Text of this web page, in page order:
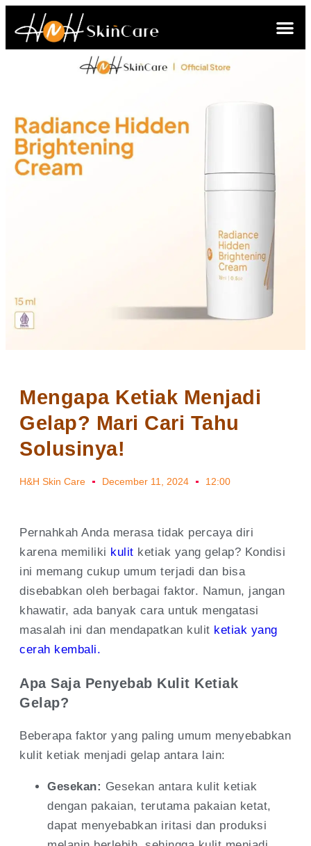
Mengapa Ketiak Menjadi
Gelap? Mari Cari Tahu
Solusinya!
H&H Skin Care December 11, 2024 12:00
Pernahkah Anda merasa tidak percaya diri
karena memiliki kulit ketiak yang gelap? Kondisi
ini memang cukup umum terjadi dan bisa
disebabkan oleh berbagai faktor. Namun, jangan
khawatir, ada banyak cara untuk mengatasi
masalah ini dan mendapatkan kulit ketiak yang
cerah kembali.
Apa Saja Penyebab Kulit Ketiak
Gelap?
Beberapa faktor yang paling umum menyebabkan
kulit ketiak menjadi gelap antara lain:
Gesekan: Gesekan antara kulit ketiak
dengan pakaian, terutama pakaian ketat,
dapat menyebabkan iritasi dan produksi